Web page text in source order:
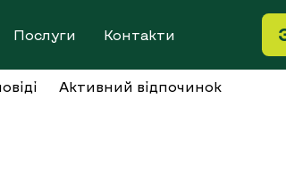
Послуги Контакти
Активний відпочинок